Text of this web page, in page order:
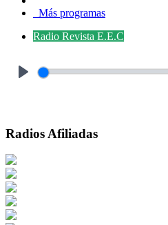
Más programas
Radio Revista E.E.C
Radios Afiliadas